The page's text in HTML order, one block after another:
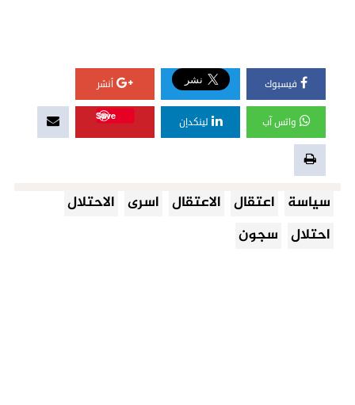
فيسبوك أنشر
واتس آب لينكدإن
Save
سياسة اعتقال الاعتقال اسرى الاحتلال
احتلال سجون